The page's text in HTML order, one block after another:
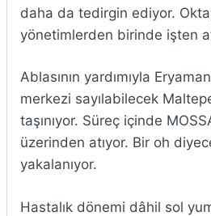
daha da tedirgin ediyor.
yönetimlerden birinde işten
Ablasının yardımıyla
merkezi sayılabilecek
taşınıyor. Süreç içinde
üzerinden atıyor. Bir oh
yakalanıyor.
Hastalık dönemi dâhil sol